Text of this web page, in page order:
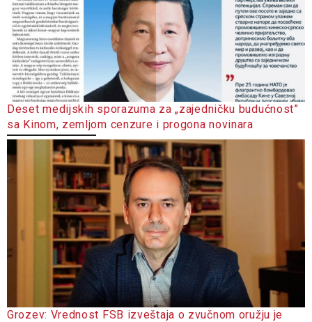
Deset medijskih sporazuma za „zajedničku budućnost”
sa Kinom, zemljom cenzure i progona novinara
Grozev: Vrednost FSB izveštaja o zvučnom oružju je